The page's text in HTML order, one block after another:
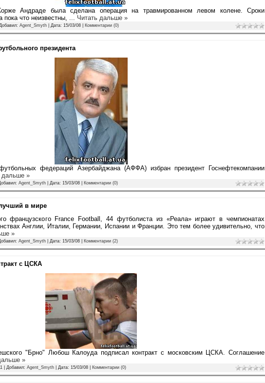
Андраде была сделана операция на травмированном левом колене. Сроки
что неизвестны,
Читать дальше »
Agent_Smyth | Дата: 15/03/08 Комментарии (0)
президента
федераций Азербайджана (АФФА) избран президент Госнефтекомпании
дальше »
Agent_Smyth | Дата: 15/03/08 Комментарии (0)
в мире
французского France Football, 44 футболиста из «Реала» играют в чемпионатах
Англии, Италии, Германии, Испании и Франции. Это тем более удивительно, что
»
Agent_Smyth | Дата: 15/03/08 Комментарии (2)
с ЦСКА
"Брно" Любош Калоуда подписал контракт с московским ЦСКА. Соглашение
»
| Добавил: Agent_Smyth | Дата: 15/03/08 Комментарии (0)